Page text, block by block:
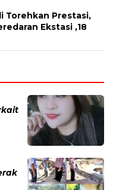
Torehkan Prestasi,
Ekstasi ,18